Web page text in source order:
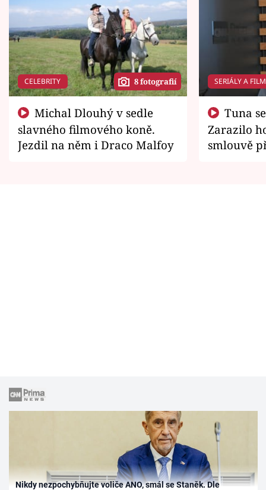
CELEBRITY 8 fotografií
slavného filmového koně.
Jezdil na něm i Draco Malfoy
SERIÁLY A
Zarazilo
smlouvě
Nikdy nezpochybňujte voliče ANO, smál se Staněk. Dle